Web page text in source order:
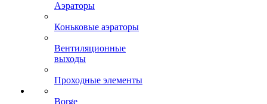
Аэраторы
Коньковые аэраторы
Вентиляционные
выходы
Проходные элементы
Borge